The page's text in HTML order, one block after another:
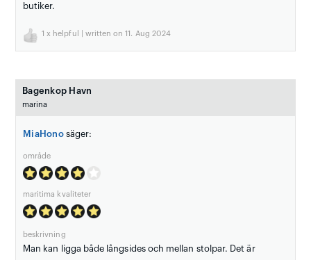
butiker.
1 x helpful | written on 11. Aug 2024
Bagenkop Havn
marina
MiaHonosäger:
område
maritima kvaliteter
beskrivning
Man kan ligga både långsides och mellan stolpar. Det är